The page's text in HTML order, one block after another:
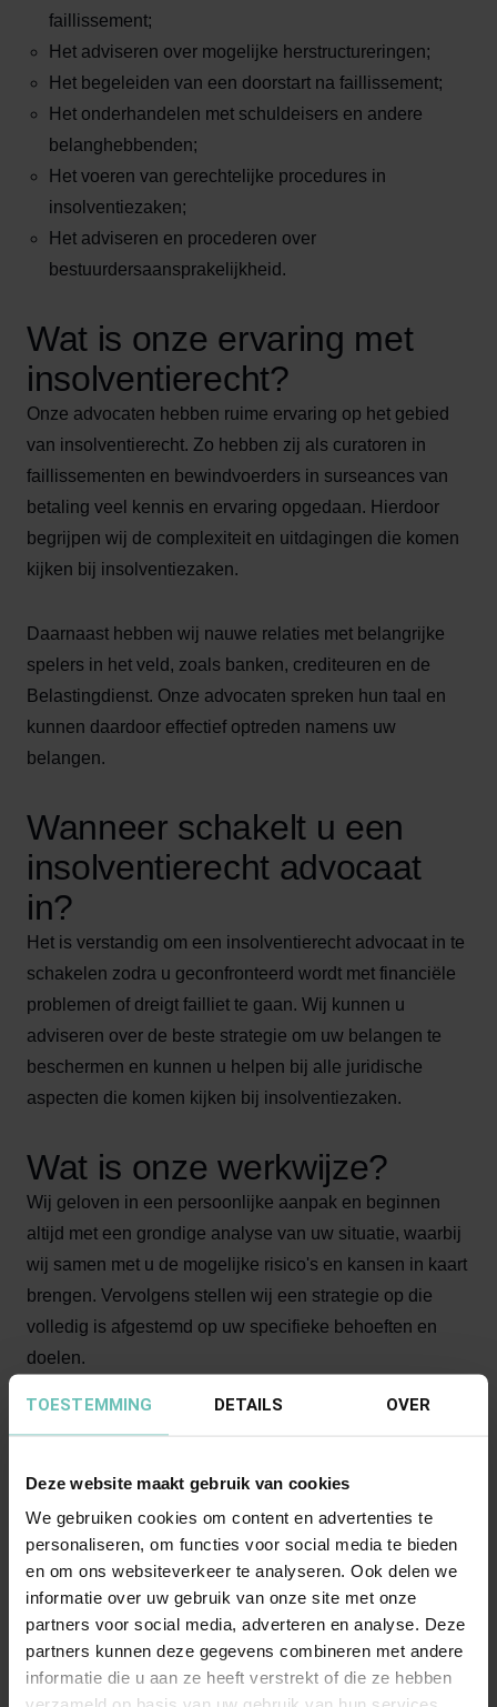
TOESTEMMING DETAILS OVER
Deze website maakt gebruik van cookies
We gebruiken cookies om content en advertenties te
personaliseren, om functies voor social media te bieden
en om ons websiteverkeer te analyseren. Ook delen we
informatie over uw gebruik van onze site met onze
partners voor social media, adverteren en analyse. Deze
partners kunnen deze gegevens combineren met andere
informatie die u aan ze heeft verstrekt of die ze hebben
faillissement;
Het adviseren over mogelijke herstructureringen;
Het begeleiden van een doorstart na faillissement;
Het onderhandelen met schuldeisers en andere
belanghebbenden;
Het voeren van gerechtelijke procedures in
insolventiezaken;
Het adviseren en procederen over
bestuurdersaansprakelijkheid.
Wat is onze ervaring met
insolventierecht?
Onze advocaten hebben ruime ervaring op het gebied
van insolventierecht. Zo hebben zij als curatoren in
faillissementen en bewindvoerders in surseances van
betaling veel kennis en ervaring opgedaan. Hierdoor
begrijpen wij de complexiteit en uitdagingen die komen
kijken bij insolventiezaken.
Daarnaast hebben wij nauwe relaties met belangrijke
spelers in het veld, zoals banken, crediteuren en de
Belastingdienst. Onze advocaten spreken hun taal en
kunnen daardoor effectief optreden namens uw
belangen.
Wanneer schakelt u een
insolventierecht advocaat
in?
Het is verstandig om een insolventierecht advocaat in te
schakelen zodra u geconfronteerd wordt met financiële
problemen of dreigt failliet te gaan. Wij kunnen u
adviseren over de beste strategie om uw belangen te
beschermen en kunnen u helpen bij alle juridische
aspecten die komen kijken bij insolventiezaken.
Wat is onze werkwijze?
Wij geloven in een persoonlijke aanpak en beginnen
altijd met een grondige analyse van uw situatie, waarbij
wij samen met u de mogelijke risico's en kansen in kaart
brengen. Vervolgens stellen wij een strategie op die
volledig is afgestemd op uw specifieke behoeften en
doelen.
altijd op de hoogte bent van de voortgang van uw zaak
en dat u kunt rekenen op duidelijk advies en
professionele vertegenwoordiging.
Waarom kiezen voor onze
insolventierecht advocaten?